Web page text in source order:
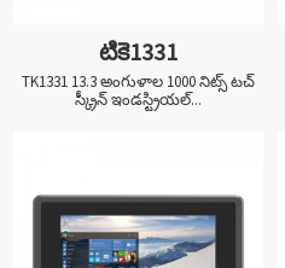
టికె1331
TK1331 13.3 అంగుళాల 1000 నిట్స్ టచ్
స్క్రీన్ ఇండస్ట్రియల్...